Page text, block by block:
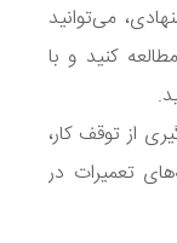
می‌توانید
کنید و با
از توقف کار،
تعمیرات در